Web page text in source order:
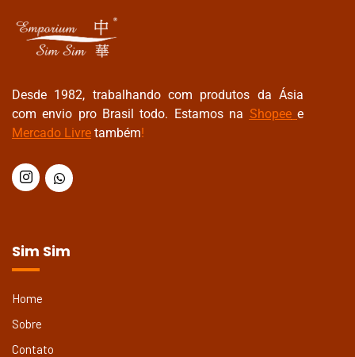
Desde 1982, trabalhando com produtos da Ásia
com envio pro Brasil todo. Estamos na Shopee e
Mercado Livre também!
Sim Sim
Home
Sobre
Contato